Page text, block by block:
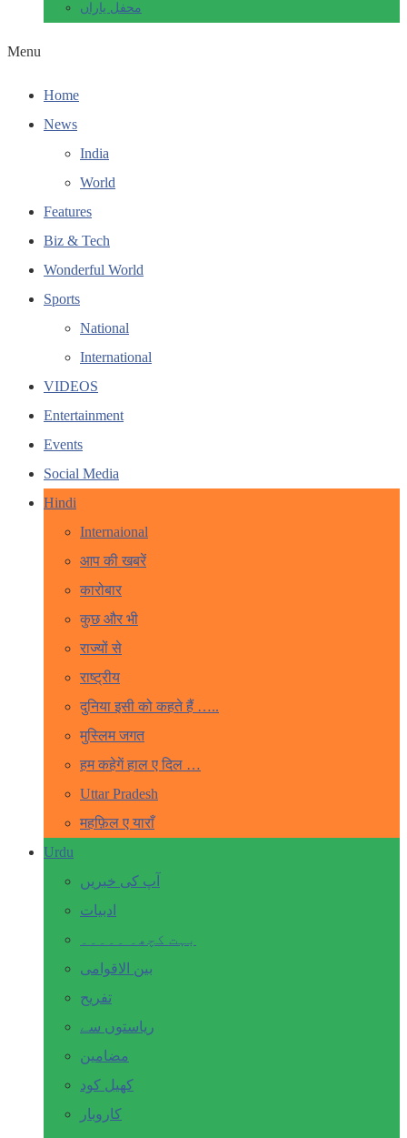
محفل یاراں
Menu
Home
News
India
World
Features
Biz & Tech
Wonderful World
Sports
National
International
VIDEOS
Entertainment
Events
Social Media
Hindi
Internaional
आप की खबरें
कारोबार
कुछ और भी
राज्यों से
राष्ट्रीय
दुनिया इसी को कहते हैं …..
मुस्लिम जगत
हम कहेगें हाल ए दिल …
Uttar Pradesh
महफ़िल ए याराँ
Urdu
آپ کی خبریں
ادبیات
بہت کچھ۔ ۔۔۔۔۔
بین الاقوامی
تفریح
ریاستوں سے
مضامین
کھیل کود
کاروبار